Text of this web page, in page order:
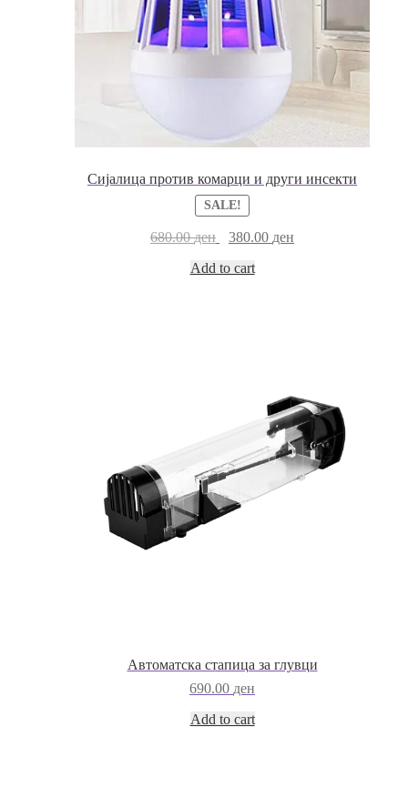
Сијалица против комарци и други инсекти
SALE!
680.00ден
Original
was:
380.00 денCurrent
Add to cart
Автоматска стапица за глувци
690.00 ден
Add to cart